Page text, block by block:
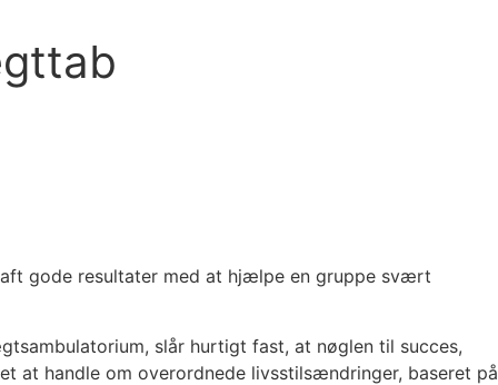
gode resultater med at hjælpe en gruppe svært
slår hurtigt fast, at nøglen til succes,
at handle om overordnede livsstilsændringer, baseret på